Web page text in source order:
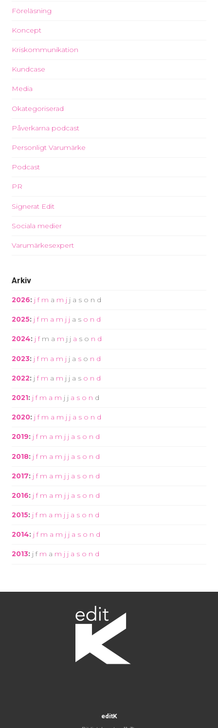
Föreläsning
Koncept
Kriskommunikation
Kundcase
Media
Okategoriserad
Påverkarna podcast
Personligt Varumärke
Podcast
PR
Signerat Edit
Sociala medier
Varumärkesexpert
Arkiv
2026: j f m a m j j a s o n d
2025: j f m a m j j a s o n d
2024: j f m a m j j a s o n d
2023: j f m a m j j a s o n d
2022: j f m a m j j a s o n d
2021: j f m a m j j a s o n d
2020: j f m a m j j a s o n d
2019: j f m a m j j a s o n d
2018: j f m a m j j a s o n d
2017: j f m a m j j a s o n d
2016: j f m a m j j a s o n d
2015: j f m a m j j a s o n d
2014: j f m a m j j a s o n d
2013: j f m a m j j a s o n d
editK